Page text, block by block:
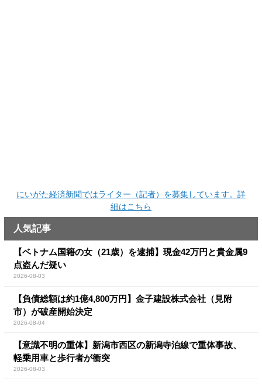
にいがた経済新聞ではライター（記者）を募集しています。詳
細はこちら
人気記事
【ベトナム国籍の女（21歳）を逮捕】現金42万円と貴金属9
点盗んだ疑い
2026-08-03
【負債総額は約1億4,800万円】金子建設株式会社（見附
市）が破産開始決定
2026-08-04
【意識不明の重体】新潟市西区の新潟寺泊線で重体事故、
軽乗用車と歩行者が衝突
2026-08-03